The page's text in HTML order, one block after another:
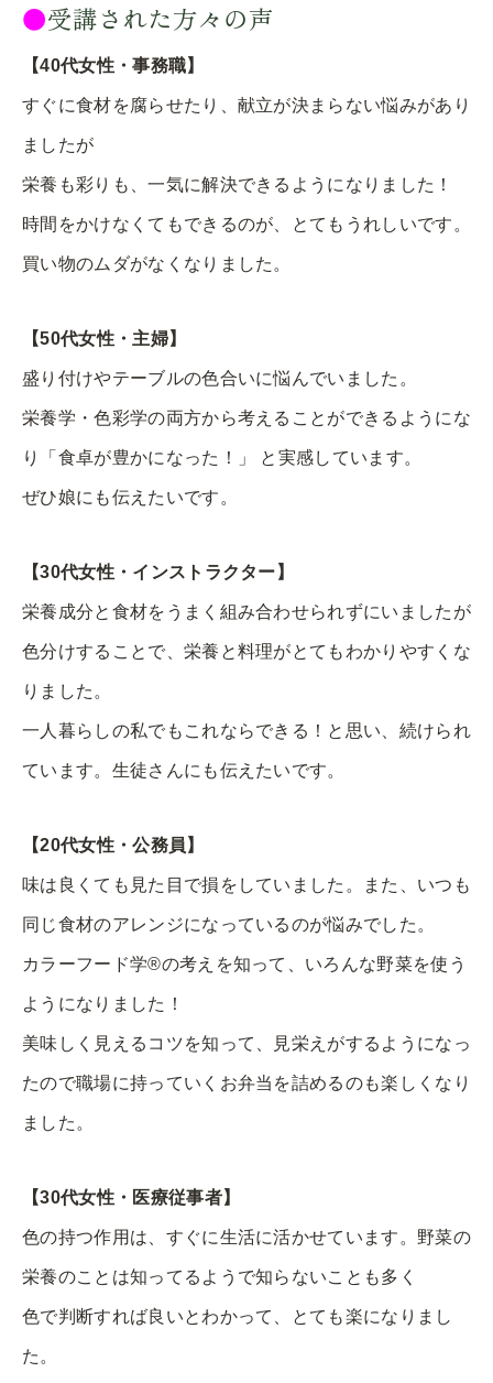
●受講された方々の声
【40代女性・事務職】
すぐに食材を腐らせたり、献立が決まらない悩みがあり
ましたが
栄養も彩りも、一気に解決できるようになりました！
時間をかけなくてもできるのが、とてもうれしいです。
買い物のムダがなくなりました。
【50代女性・主婦】
盛り付けやテーブルの色合いに悩んでいました。
栄養学・色彩学の両方から考えることができるようにな
り「食卓が豊かになった！」 と実感しています。
ぜひ娘にも伝えたいです。
【30代女性・インストラクター】
栄養成分と食材をうまく組み合わせられずにいましたが
色分けすることで、栄養と料理がとてもわかりやすくな
りました。
一人暮らしの私でもこれならできる！と思い、続けられ
ています。生徒さんにも伝えたいです。
【20代女性・公務員】
味は良くても見た目で損をしていました。また、いつも
同じ食材のアレンジになっているのが悩みでした。
カラーフード学®️の考えを知って、いろんな野菜を使う
ようになりました！
美味しく見えるコツを知って、見栄えがするようになっ
たので職場に持っていくお弁当を詰めるのも楽しくなり
ました。
【30代女性・医療従事者】
色の持つ作用は、すぐに生活に活かせています。野菜の
栄養のことは知ってるようで知らないことも多く
色で判断すれば良いとわかって、とても楽になりまし
た。